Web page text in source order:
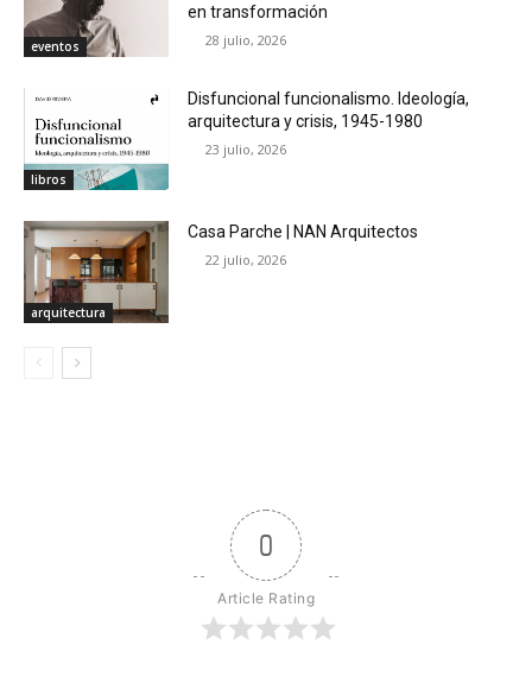
eventos
en transformación
28 julio, 2026
libros
Disfuncional funcionalismo. Ideología,
arquitectura y crisis, 1945-1980
23 julio, 2026
arquitectura
Casa Parche | NAN Arquitectos
22 julio, 2026
0
Article Rating